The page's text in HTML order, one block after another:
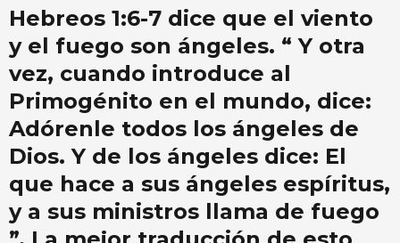
Hebreos 1:6-7 dice que el viento
y el fuego son ángeles. “ Y otra
vez, cuando introduce al
Primogénito en el mundo, dice:
Adórenle todos los ángeles de
Dios. Y de los ángeles dice: El
que hace a sus ángeles espíritus,
y a sus ministros llama de fuego